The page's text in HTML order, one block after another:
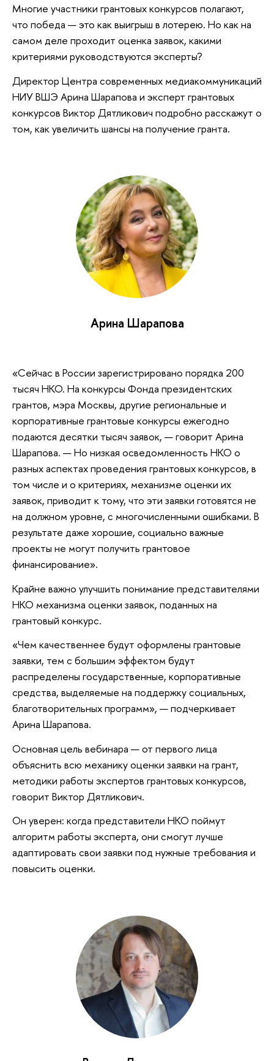
Многие участники грантовых конкурсов полагают,
что победа — это как выигрыш в лотерею. Но как на
самом деле проходит оценка заявок, какими
критериями руководствуются эксперты?
Директор Центра современных медиакоммуникаций
НИУ ВШЭ Арина Шарапова и эксперт грантовых
конкурсов Виктор Дятликович подробно расскажут о
том, как увеличить шансы на получение гранта.
Арина Шарапова
«Сейчас в России зарегистрировано порядка 200
тысяч НКО. На конкурсы Фонда президентских
грантов, мэра Москвы, другие региональные и
корпоративные грантовые конкурсы ежегодно
подаются десятки тысяч заявок, — говорит Арина
Шарапова. — Но низкая осведомленность НКО о
разных аспектах проведения грантовых конкурсов, в
том числе и о критериях, механизме оценки их
заявок, приводит к тому, что эти заявки готовятся не
на должном уровне, с многочисленными ошибками. В
результате даже хорошие, социально важные
проекты не могут получить грантовое
финансирование».
Крайне важно улучшить понимание представителями
НКО механизма оценки заявок, поданных на
грантовый конкурс.
«Чем качественнее будут оформлены грантовые
заявки, тем с большим эффектом будут
распределены государственные, корпоративные
средства, выделяемые на поддержку социальных,
благотворительных программ», — подчеркивает
Арина Шарапова.
Основная цель вебинара — от первого лица
объяснить всю механику оценки заявки на грант,
методики работы экспертов грантовых конкурсов,
говорит Виктор Дятликович.
Он уверен: когда представители НКО поймут
алгоритм работы эксперта, они смогут лучше
адаптировать свои заявки под нужные требования и
повысить оценки.